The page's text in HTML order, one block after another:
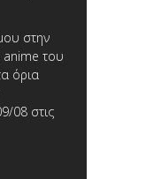
στην
anime του
όρια
08 στις